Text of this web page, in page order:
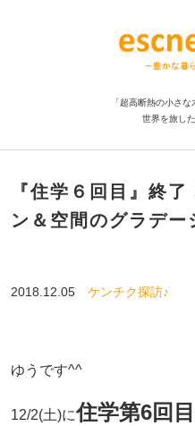
「超高断熱の小さ
世界を旅し
『住学６回目』終
ン＆空間のグラデー
2018.12.05 ケンチク探訪♪
ゆうです^^
12/2(土)に住学第6回目